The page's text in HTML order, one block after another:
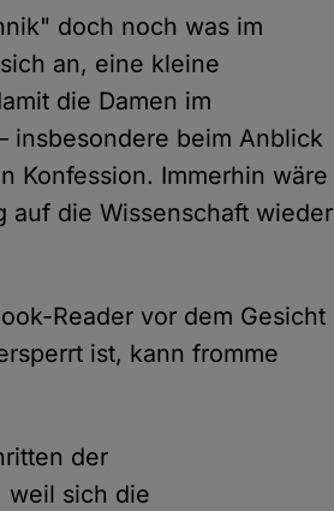
doch noch was im
an, eine kleine
die Damen im
insbesondere beim Anblick
Konfession. Immerhin wäre
auf die Wissenschaft wieder
Reader vor dem Gesicht
ist, kann fromme
der
weil sich die